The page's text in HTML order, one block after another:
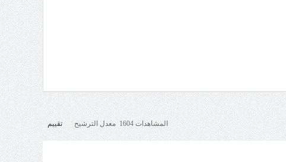
المشاهدات 1604 معدل الترشيح تقييم